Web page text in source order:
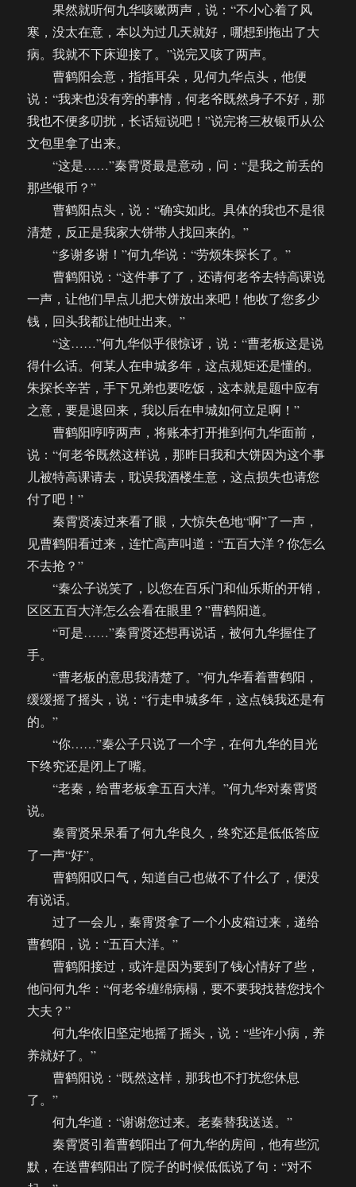
果然就听何九华咳嗽两声，说：“不小心着了风
寒，没太在意，本以为过几天就好，哪想到拖出了大
病。我就不下床迎接了。”说完又咳了两声。
曹鹤阳会意，指指耳朵，见何九华点头，他便
说：“我来也没有旁的事情，何老爷既然身子不好，那
我也不便多叨扰，长话短说吧！”说完将三枚银币从公
文包里拿了出来。
“这是……”秦霄贤最是意动，问：“是我之前丢的
那些银币？”
曹鹤阳点头，说：“确实如此。具体的我也不是很
清楚，反正是我家大饼带人找回来的。”
“多谢多谢！”何九华说：“劳烦朱探长了。”
曹鹤阳说：“这件事了了，还请何老爷去特高课说
一声，让他们早点儿把大饼放出来吧！他收了您多少
钱，回头我都让他吐出来。”
“这……”何九华似乎很惊讶，说：“曹老板这是说
得什么话。何某人在申城多年，这点规矩还是懂的。
朱探长辛苦，手下兄弟也要吃饭，这本就是题中应有
之意，要是退回来，我以后在申城如何立足啊！”
曹鹤阳哼哼两声，将账本打开推到何九华面前，
说：“何老爷既然这样说，那昨日我和大饼因为这个事
儿被特高课请去，耽误我酒楼生意，这点损失也请您
付了吧！”
秦霄贤凑过来看了眼，大惊失色地“啊”了一声，
见曹鹤阳看过来，连忙高声叫道：“五百大洋？你怎么
不去抢？”
“秦公子说笑了，以您在百乐门和仙乐斯的开销，
区区五百大洋怎么会看在眼里？”曹鹤阳道。
“可是……”秦霄贤还想再说话，被何九华握住了
手。
“曹老板的意思我清楚了。”何九华看着曹鹤阳，
缓缓摇了摇头，说：“行走申城多年，这点钱我还是有
的。”
“你……”秦公子只说了一个字，在何九华的目光
下终究还是闭上了嘴。
“老秦，给曹老板拿五百大洋。”何九华对秦霄贤
说。
秦霄贤呆呆看了何九华良久，终究还是低低答应
了一声“好”。
曹鹤阳叹口气，知道自己也做不了什么了，便没
有说话。
过了一会儿，秦霄贤拿了一个小皮箱过来，递给
曹鹤阳，说：“五百大洋。”
曹鹤阳接过，或许是因为要到了钱心情好了些，
他问何九华：“何老爷缠绵病榻，要不要我找替您找个
大夫？”
何九华依旧坚定地摇了摇头，说：“些许小病，养
养就好了。”
曹鹤阳说：“既然这样，那我也不打扰您休息
了。”
何九华道：“谢谢您过来。老秦替我送送。”
秦霄贤引着曹鹤阳出了何九华的房间，他有些沉
默，在送曹鹤阳出了院子的时候低低说了句：“对不